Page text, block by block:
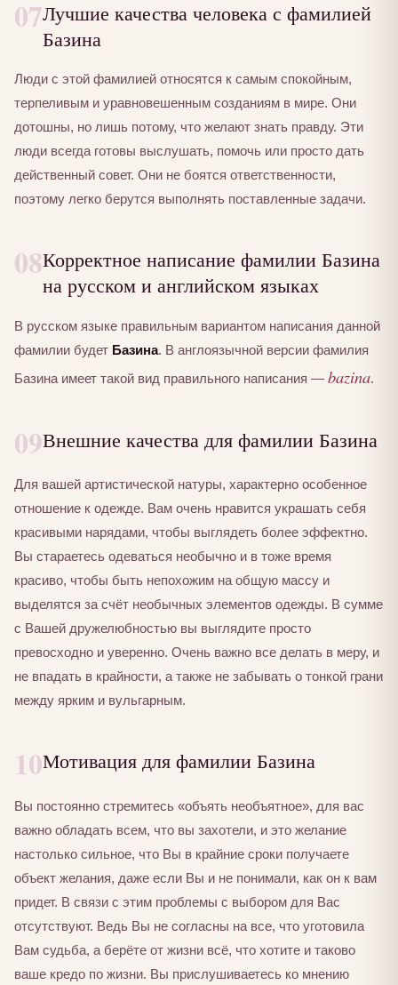
07Лучшие качества человека с фамилией
Базина
Люди с этой фамилией относятся к самым спокойным,
терпеливым и уравновешенным созданиям в мире. Они
дотошны, но лишь потому, что желают знать правду. Эти
люди всегда готовы выслушать, помочь или просто дать
действенный совет. Они не боятся ответственности,
поэтому легко берутся выполнять поставленные задачи.
08Корректное написание фамилии Базина
на русском и английском языках
В русском языке правильным вариантом написания данной
фамилии будет Базина. В англоязычной версии фамилия
Базина имеет такой вид правильного написания — bazina.
09Внешние качества для фамилии Базина
Для вашей артистической натуры, характерно особенное
отношение к одежде. Вам очень нравится украшать себя
красивыми нарядами, чтобы выглядеть более эффектно.
Вы стараетесь одеваться необычно и в тоже время
красиво, чтобы быть непохожим на общую массу и
выделятся за счёт необычных элементов одежды. В сумме
с Вашей дружелюбностью вы выглядите просто
превосходно и уверенно. Очень важно все делать в меру, и
не впадать в крайности, а также не забывать о тонкой грани
между ярким и вульгарным.
10Мотивация для фамилии Базина
Вы постоянно стремитесь «объять необъятное», для вас
важно обладать всем, что вы захотели, и это желание
настолько сильное, что Вы в крайние сроки получаете
объект желания, даже если Вы и не понимали, как он к вам
придет. В связи с этим проблемы с выбором для Вас
отсутствуют. Ведь Вы не согласны на все, что уготовила
Вам судьба, а берёте от жизни всё, что хотите и таково
ваше кредо по жизни. Вы прислушиваетесь ко мнению